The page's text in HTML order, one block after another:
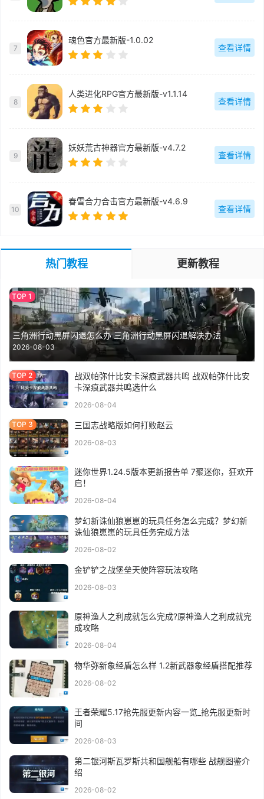
7
魂色官方最新版-1.0.02
查看详情
8
人类进化RPG官方最新版-v1.1.14
查看详情
9
妖妖荒古神器官方最新版-v4.7.2
查看详情
10
春雪合力合击官方最新版-v4.6.9
查看详情
热门教程 更新教程
三角洲行动黑屏闪退怎么办 三角洲行动黑屏闪退解决办法
2026-08-03
战双帕弥什比安卡深痕武器共鸣 战双帕弥什比安
卡深痕武器共鸣选什么
2026-08-04
三国志战略版如何打败赵云
2026-08-03
迷你世界1.24.5版本更新报告单 7聚迷你，狂欢开
启！
2026-08-04
梦幻新诛仙狼崽崽的玩具任务怎么完成？梦幻新
诛仙狼崽崽的玩具任务完成方法
2026-08-02
金铲铲之战堡垒天使阵容玩法攻略
2026-08-03
原神渔人之利成就怎么完成?原神渔人之利成就完
成攻略
2026-08-04
物华弥新象经盾怎么样 1.2新武器象经盾搭配推荐
2026-08-02
王者荣耀5.17抢先服更新内容一览_抢先服更新时
间
2026-08-03
第二银河斯瓦罗斯共和国舰船有哪些 战舰图鉴介
绍
2026-08-02